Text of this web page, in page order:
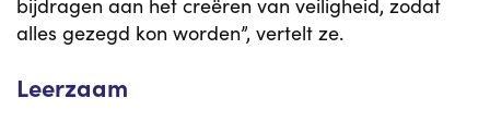
bijdragen aan het creëren van veiligheid, zodat
alles gezegd kon worden”, vertelt ze.
Leerzaam